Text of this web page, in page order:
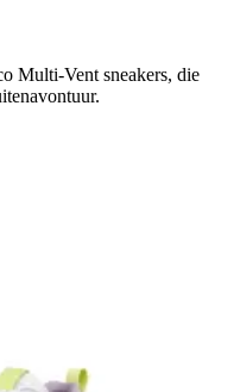
Multi-Vent sneakers, die